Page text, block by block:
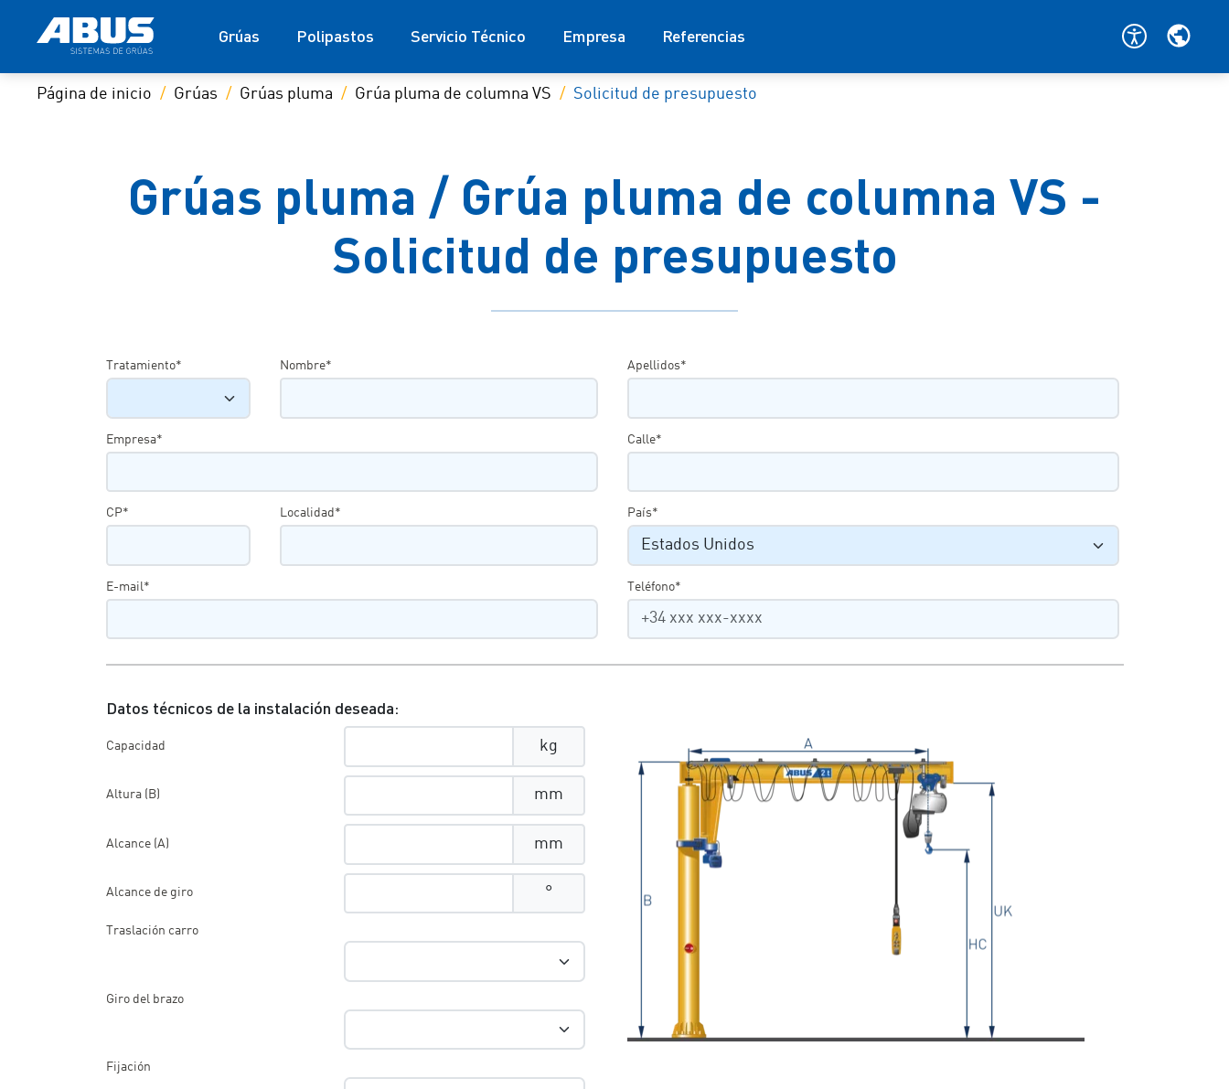
Grúas Polipastos Servicio Técnico Empresa Referencias
Página de inicio Grúas Grúas pluma Grúa pluma de columna VS Solicitud de presupuesto
Grúas pluma / Grúa pluma de columna VS -
Solicitud de presupuesto
Tratamiento* Nombre* Apellidos*
Empresa* Calle*
CP* Localidad* País*
E-mail* Teléfono*
Datos técnicos de la instalación deseada:
Capacidad kg
Altura (B) mm
Alcance (A) mm
Alcance de giro °
Traslación carro
Giro del brazo
Fijación